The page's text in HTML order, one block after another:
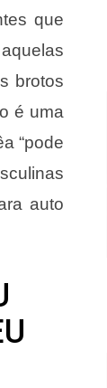
que
brotos
é uma
“pode
auto